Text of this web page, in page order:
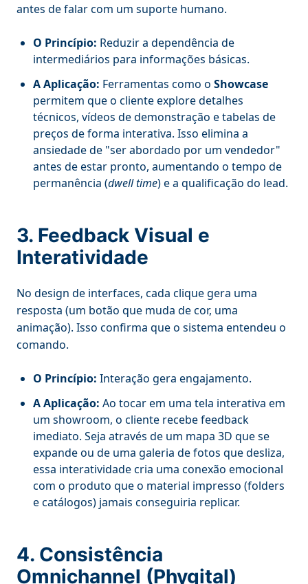
antes de falar com um suporte humano.
O Princípio: Reduzir a dependência de
intermediários para informações básicas.
A Aplicação: Ferramentas como o Showcase
permitem que o cliente explore detalhes
técnicos, vídeos de demonstração e tabelas de
preços de forma interativa. Isso elimina a
ansiedade de "ser abordado por um vendedor"
antes de estar pronto, aumentando o tempo de
permanência (dwell time) e a qualificação do lead.
3. Feedback Visual e
Interatividade
No design de interfaces, cada clique gera uma
resposta (um botão que muda de cor, uma
animação). Isso confirma que o sistema entendeu o
comando.
O Princípio: Interação gera engajamento.
A Aplicação: Ao tocar em uma tela interativa em
um showroom, o cliente recebe feedback
imediato. Seja através de um mapa 3D que se
expande ou de uma galeria de fotos que desliza,
essa interatividade cria uma conexão emocional
com o produto que o material impresso (folders
e catálogos) jamais conseguiria replicar.
4. Consistência
Omnichannel (Phygital)